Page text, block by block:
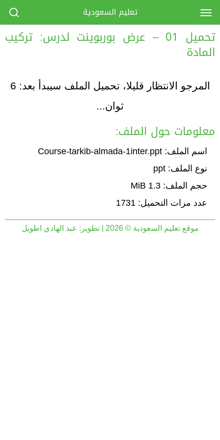
تحميل 01 – عرض بوربوينت لدرس: تركيب
المادة
المرجو الانتظار قليلا، تحميل الملف سيبدأ بعد: 6
ثوان...
معلومات حول الملف:
اسم الملف: Course-tarkib-almada-1inter.ppt
نوع الملف: ppt
حجم الملف: 1.3 MiB
عدد مرات التحميل: 1731
موقع تعليم السعودية © 2026 | تطوير: عبد الهادي اطويل
تعليم السعودية